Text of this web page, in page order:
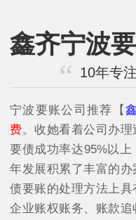
鑫齐宁波
10年专
宁波要账公司 推荐【
费。收她看着公司办
要债成功率达95%以上
年发展积累了丰富的
债要账的处理方法上具
企业账权账务、账款